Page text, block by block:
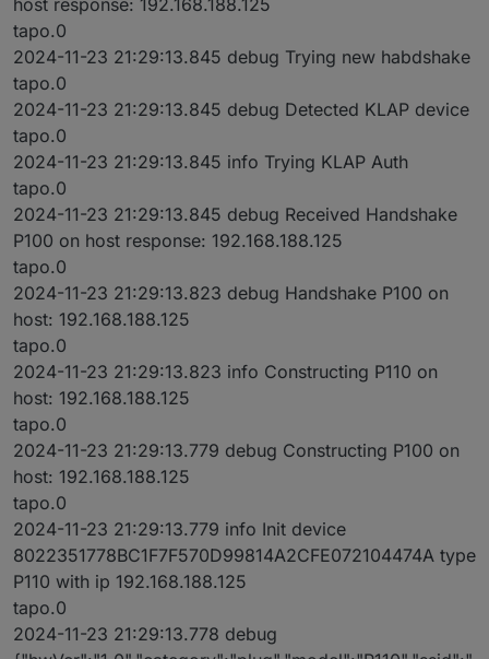
tapo.0
2024-11-23 21:29:13.845 debug Trying new habdshake
tapo.0
2024-11-23 21:29:13.845 debug Detected KLAP device
tapo.0
2024-11-23 21:29:13.845 info Trying KLAP Auth
tapo.0
2024-11-23 21:29:13.845 debug Received Handshake
P100 on host response: 192.168.188.125
tapo.0
2024-11-23 21:29:13.823 debug Handshake P100 on
host: 192.168.188.125
tapo.0
2024-11-23 21:29:13.823 info Constructing P110 on
host: 192.168.188.125
tapo.0
2024-11-23 21:29:13.779 debug Constructing P100 on
host: 192.168.188.125
tapo.0
2024-11-23 21:29:13.779 info Init device
8022351778BC1F7F570D99814A2CFE072104474A type
P110 with ip 192.168.188.125
tapo.0
2024-11-23 21:29:13.778 debug